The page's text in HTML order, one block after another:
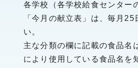
各学校（各学校給食センター
「今月の献立表」は、毎月
い。
主な分類の欄に記載の食品名
により使用している食品名を